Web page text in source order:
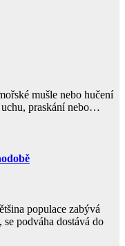
mušle nebo hučení
praskání nebo…
populace zabývá
podváha dostává do